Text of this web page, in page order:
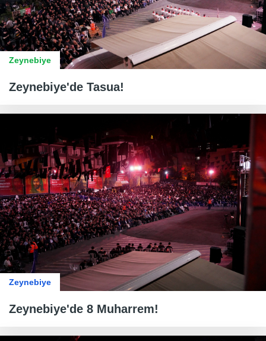
Zeynebiye
Zeynebiye'de Tasua!
Zeynebiye
Zeynebiye'de 8 Muharrem!